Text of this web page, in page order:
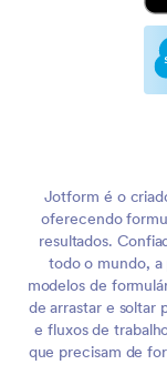
Jotform é o
oferecendo
resultados.
todo o mundo, a
modelos de
de arrastar e soltar
e fluxos de
que precisam de